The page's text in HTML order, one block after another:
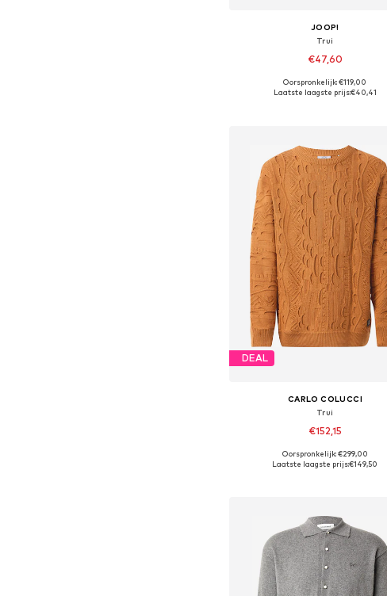
JOOP!
Trui
€47,60
Beschikbare maten: S, M, L, XL,
Oorspronkelijk: €119,00
Laatste laagste prijs:€40,41
DEAL
CARLO COLUCCI
Trui
€152,15
Beschikbare maten: M, L, XL
Oorspronkelijk: €299,00
Laatste laagste prijs:€149,50